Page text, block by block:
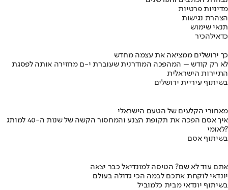
מדיניות פרטיות
הצהרת נגישות
תנאי שימוש
כדאילהכיר
כך ירושלים ממציאה את עצמה מחדש
לא רק קודש – המהפכה המודרנית שעוברת י-ם מחזירה אותה לפסגת
התיירות הישראלית
בשיתוף עיריית ירושלים
מאחורי הקלעים של הטעם הישראלי
איך אסם הפכה את תקופת הצנע והמחסור הקשה של שנות ה-40 למותג
לאומי?
בשיתוף אסם
אתם עוד לא שם? הטיסה למונדיאל כבר יצאה
יונדאי לוקחת אתכם לבמה הכי גדולה בעולם
בשיתוף יונדאי מבית כלמוביל